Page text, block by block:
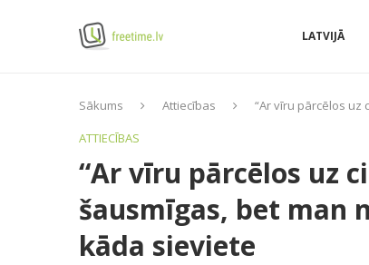
LATVIJĀ
Sākums Attiecības
“Ar vīru pārcēlos uz
ATTIECĪBAS
“Ar vīru pārcēlos uz
šausmīgas, bet man
kāda sieviete